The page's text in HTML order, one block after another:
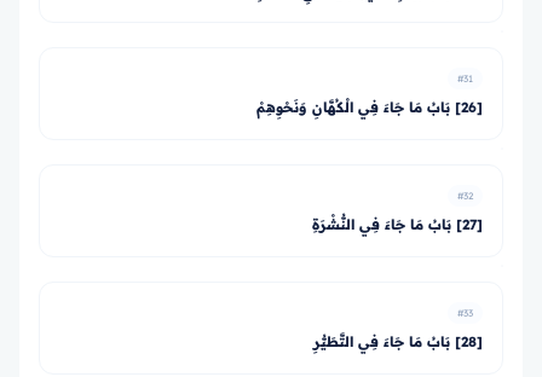
#31
[26] بَابُ مَا جَاءَ فِي الْكُهَّانِ وَنَحْوِهِمْ
#32
[27] بَابُ مَا جَاءَ فِي النُّشْرَةِ
#33
[28] بَابُ مَا جَاءَ فِي التَّطَيُّرِ